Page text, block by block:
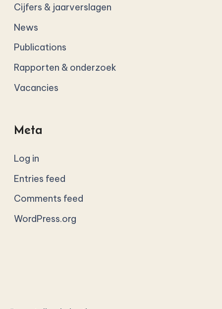
Cijfers & jaarverslagen
News
Publications
Rapporten & onderzoek
Vacancies
Meta
Log in
Entries feed
Comments feed
WordPress.org